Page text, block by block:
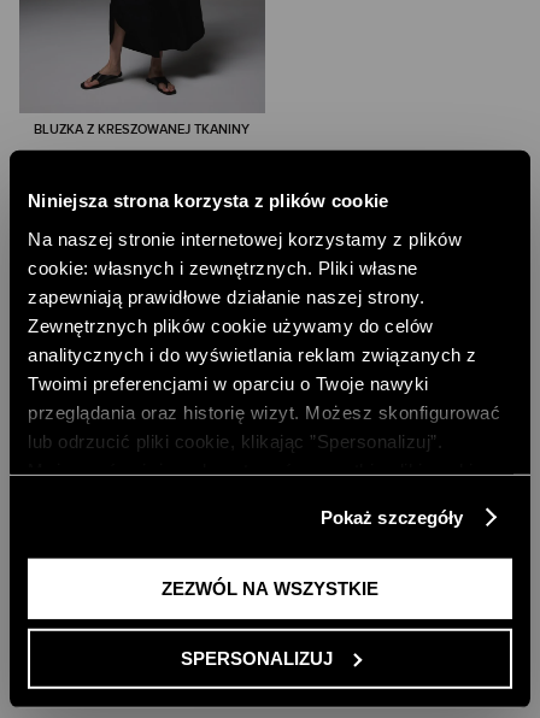
Niniejsza strona korzysta z plików cookie
Na naszej stronie internetowej korzystamy z plików
cookie: własnych i zewnętrznych. Pliki własne
zapewniają prawidłowe działanie naszej strony.
Zewnętrznych plików cookie używamy do celów
analitycznych i do wyświetlania reklam związanych z
Twoimi preferencjami w oparciu o Twoje nawyki
przeglądania oraz historię wizyt. Możesz skonfigurować
lub odrzucić pliki cookie, klikając ”Spersonalizuj”.
Polityce Prywatności
Pokaż szczegóły
ZEZWÓL NA WSZYSTKIE
SPERSONALIZUJ
BLUZKA Z KRESZOWANEJ TKANINY
188,00 PLN
CENA REGULARNA:269,00 PLN
DARMOWE ZWROTY RATY PAYU 5 X 0%
DOŁĄCZ DO NEWSLETTERA